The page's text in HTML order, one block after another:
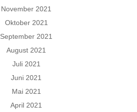
November 2021
Oktober 2021
September 2021
August 2021
Juli 2021
Juni 2021
Mai 2021
April 2021